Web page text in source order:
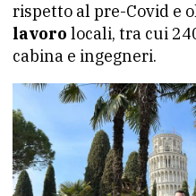
rispetto al pre-Covid e
lavoro locali, tra cui
cabina e ingegneri.